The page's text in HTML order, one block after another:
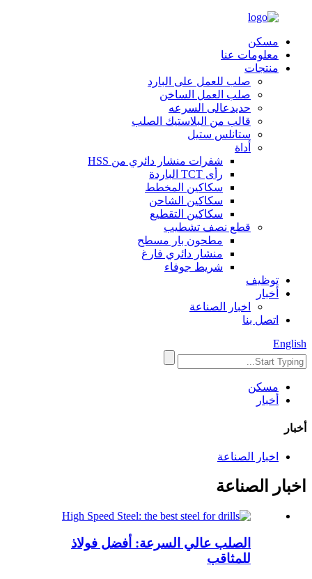
مسكن
معلومات عنا
منتجات
صلب للعمل على البارد
صلب العمل الساخن
حديدعالى السرعه
قالب من البلاستيك الصلب
ستانلس ستيل
أداة
شفرات منشار دائري من HSS
رأى TCT الباردة
سكاكين المخطط
سكاكين الشاحن
سكاكين التقطيع
قطع نصف تشطيب
مطحون بار مسطح
منشار دائري فارغ
شريط جوفاء
توظيف
أخبار
اخبار الصناعة
اتصل بنا
English
مسكن
أخبار
أخبار
اخبار الصناعة
اخبار الصناعة
الصلب عالي السرعة: أفضل فولاذ
للمثاقب